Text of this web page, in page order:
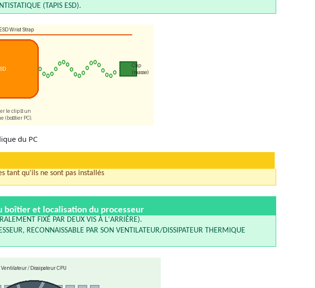
(TAPIS ESD).
du PC
tant qu'ils ne sont pas installés
boîtier et localisation du processeur
FIXÉ PAR DEUX VIS À L'ARRIÈRE).
RECONNAISSABLE PAR SON VENTILATEUR/DISSIPATEUR THERMIQUE